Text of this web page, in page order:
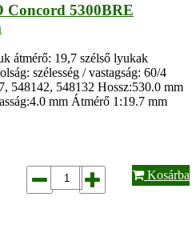
5300BRE
átmérő: 19,7 szélső lyukak
szélesség / vastagság: 60/4
548142, 548132 Hossz:530.0 mm
mm Átmérő 1:19.7 mm
Kosárba